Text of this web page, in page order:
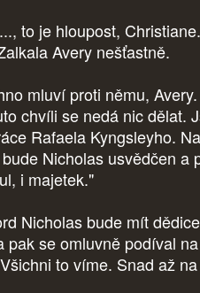
to je hloupost,
Avery nešťastně.
mluví proti němu,
chvíli se nedá nic dělat.
Rafaela Kyngsleyho.
Nicholas usvědčen a
i majetek."
Nicholas bude mít
pak se omluvně podíval
to víme. Snad až